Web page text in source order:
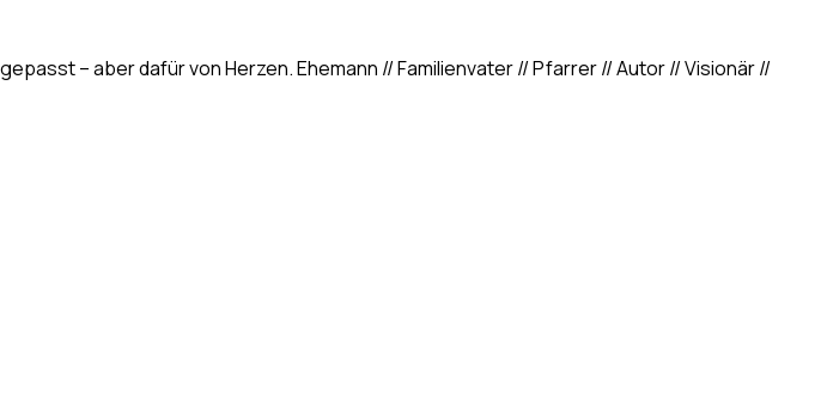
– aber dafür von Herzen. Ehemann // Familienvater // Pfarrer // Autor // Visionär //